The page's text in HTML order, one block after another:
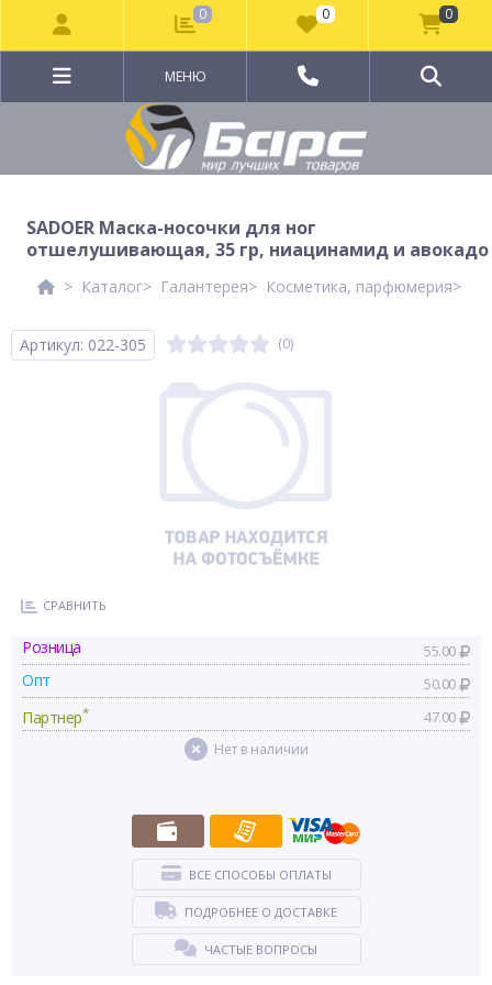
МЕНЮ
SADOER Маска-носочки для ног
отшелушивающая, 35 гр, ниацинамид и авокадо
Каталог Галантерея Косметика, парфюмерия
Артикул: 022-305 (0)
СРАВНИТЬ
Розница 55.00
Опт 50.00
Партнер* 47.00
Нет в наличии
ВСЕ СПОСОБЫ ОПЛАТЫ
ПОДРОБНЕЕ О ДОСТАВКЕ
ЧАСТЫЕ ВОПРОСЫ
0 0 0